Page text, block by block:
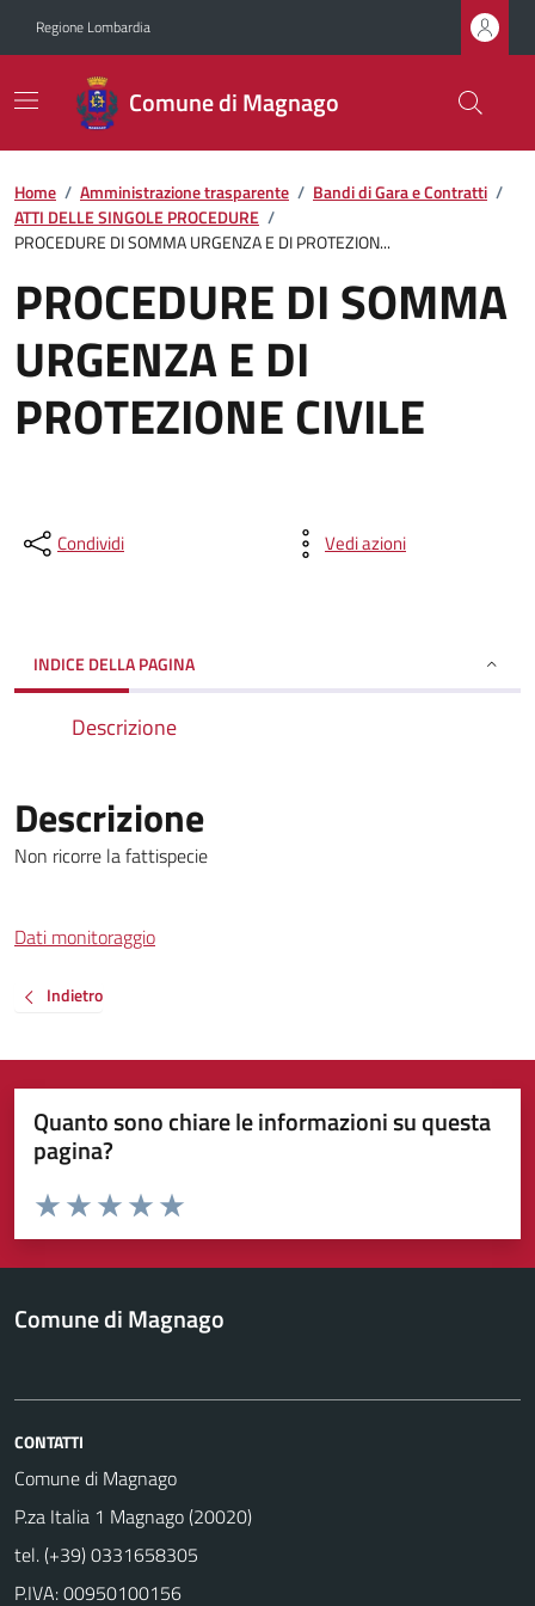
Regione Lombardia
Comune di Magnago
Home / Amministrazione trasparente / Bandi di Gara e Contratti /
ATTI DELLE SINGOLE PROCEDURE /
PROCEDURE DI SOMMA URGENZA E DI PROTEZION...
PROCEDURE DI SOMMA
URGENZA E DI
PROTEZIONE CIVILE
Condividi Vedi azioni
INDICE DELLA PAGINA
Descrizione
Descrizione
Non ricorre la fattispecie
Dati monitoraggio
Indietro
Quanto sono chiare le informazioni su questa
pagina?
Valuta da 1 a 5 stelle la pagina
Valuta 5 stelle su 5
Valuta 4 stelle su 5
Valuta 3 stelle su 5
Valuta 2 stelle su 5
Valuta 1 stelle su 5
Comune di Magnago
CONTATTI
Comune di Magnago
P.za Italia 1 Magnago (20020)
tel. (+39) 0331658305
P.IVA: 00950100156